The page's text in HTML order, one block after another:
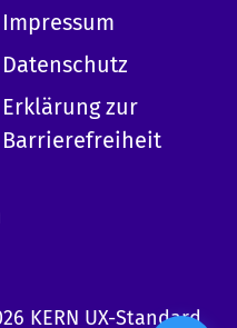
Impressum
Datenschutz
Erklärung zur
Barrierefreiheit
KERN UX-Standard